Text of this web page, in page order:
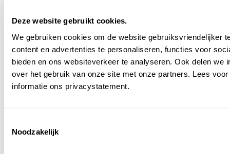
Deze website gebruikt cookies.
We gebruiken cookies om de website gebruiksvriendelijker
content en advertenties te personaliseren, functies voor
bieden en ons websiteverkeer te analyseren. Ook delen we
over het gebruik van onze site met onze partners. Lees voor
informatie ons privacystatement.
Selection
Noodzakelijk